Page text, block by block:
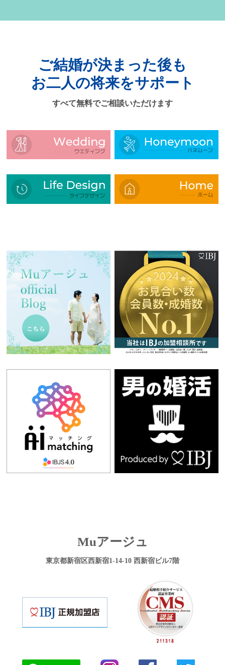
ご結婚が決まった後も
お二人の将来をサポート
すべて無料でご相談いただけます
Muアージュ
東京都新宿区西新宿1-14-10 西新宿ビル7階